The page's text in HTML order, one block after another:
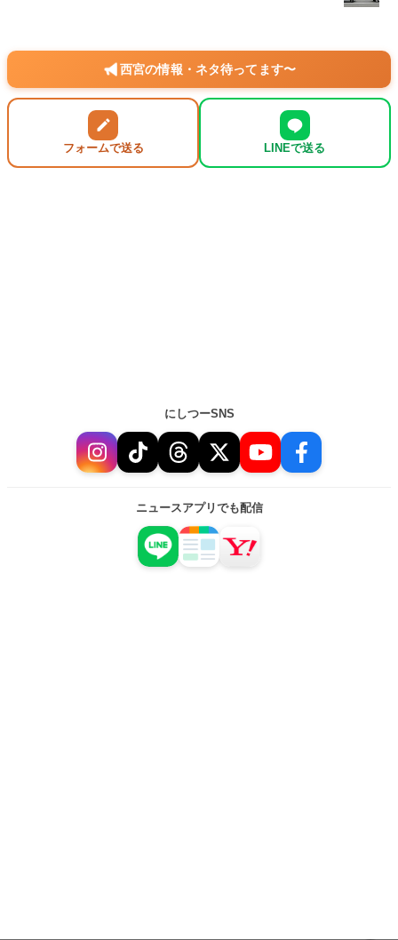
西宮の情報・ネタ待ってます〜
フォームで送る LINEで送る
にしつーSNS
ニュースアプリでも配信